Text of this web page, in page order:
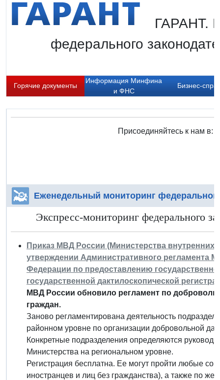
ГАРАНТ.
федерального
Горячие документы
Информация Минфина
и ФНС
Бизнес-
Присоединяйтесь к нам в:
Еженедельный мониторинг
Экспресс-мониторинг федерального
Приказ МВД России (Министерства внутренних
утверждении Административного регламента
Федерации по предоставлению
государственной дактилоскопической
МВД России обновило регламент по
граждан.
Заново регламентирована деятельность
районном уровне по организации добровольной
Конкретные подразделения определяются
Министерства на региональном уровне.
Регистрация бесплатна. Ее могут пройти любые
иностранцев и лиц без гражданства), а также по